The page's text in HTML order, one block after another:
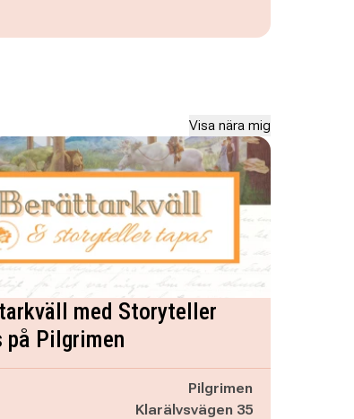
Visa nära mig
med Storyteller
på Pilgrimen
Pilgrimen
Klarälvsvägen 35